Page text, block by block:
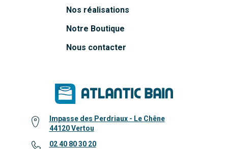
Nos réalisations
Notre Boutique
Nous contacter
Impasse des Perdriaux - Le Chêne
44120 Vertou
02 40 80 30 20